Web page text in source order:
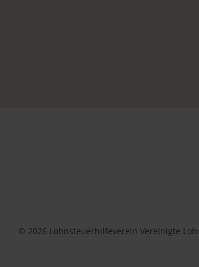
© 2026 Lohnsteuerhilfeverein Vereinigte